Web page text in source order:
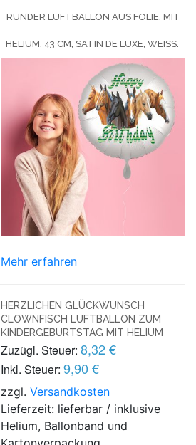
RUNDER LUFTBALLON AUS FOLIE, MIT
HELIUM, 43 CM, SATIN DE LUXE, WEISS.
Mehr erfahren
HERZLICHEN GLÜCKWUNSCH
CLOWNFISCH LUFTBALLON ZUM
KINDERGEBURTSTAG MIT HELIUM
Zuzügl. Steuer: 8,32 €
Inkl. Steuer: 9,90 €
zzgl.Versandkosten
Lieferzeit: lieferbar / inklusive
Helium, Ballonband und